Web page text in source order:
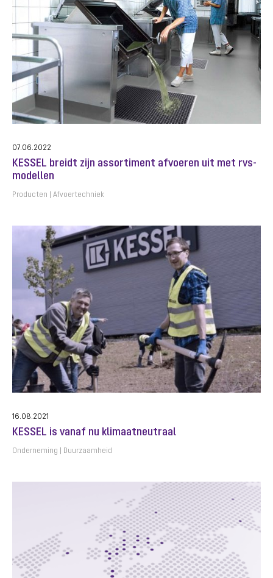
07.06.2022
KESSEL breidt zijn assortiment afvoeren uit met rvs-
modellen
Producten Afvoertechniek
16.08.2021
KESSEL is vanaf nu klimaatneutraal
Onderneming Duurzaamheid